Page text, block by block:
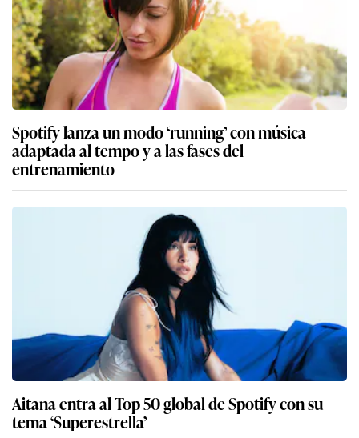
Spotify lanza un modo ‘running’ con música
adaptada al tempo y a las fases del
entrenamiento
Aitana entra al Top 50 global de Spotify con su
tema ‘Superestrella’